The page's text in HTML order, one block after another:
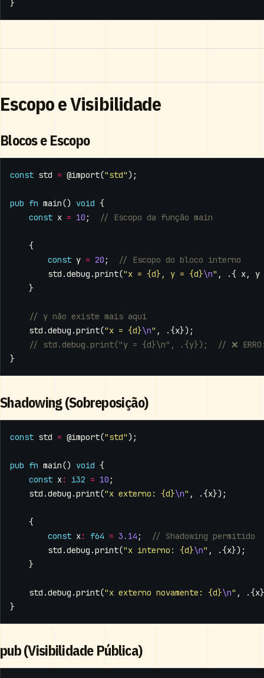
}
Escopo e Visibilidade
Blocos e Escopo
const std = @import("std");
pub fn main() void {
const x = 10 ;
{
const y = 20 ;
std .debug .print("x = {d}, y = {d}\n" , .{ x,
y
}
std .debug .print("x = {d}\n" , .{x});
}
Shadowing (Sobreposição)
const std = @import("std");
pub fn main() void {
const x: i32 = 10 ;
std .debug .print("x externo: {d}\n" , .{x});
{
const x: f64 = 3.14 ;
std .debug .print("x interno: {d}\n" , .{x});
}
std .debug .print("x externo novamente: {d}\n" , .{x
}
pub (Visibilidade Pública)